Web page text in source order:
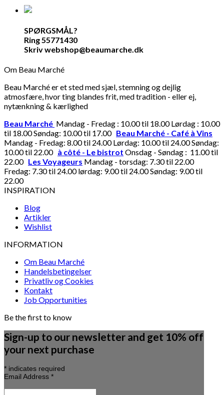
SPØRGSMÅL?
Ring 55771430
Skriv webshop@beaumarche.dk
Om Beau Marché
Beau Marché er et sted med sjæl, stemning og dejlig
atmosfære, hvor ting blandes frit, med tradition - eller ej,
nytænkning & kærlighed
Beau Marché Mandag - Fredag : 10.00 til 18.00 Lørdag : 10.00
til 18.00 Søndag: 10.00 til 17.00 Beau Marché - Café à Vins
Mandag - Fredag: 8.00 til 24.00 Lørdag: 10.00 til 24.00 Søndag:
10.00 til 22.00 à côté - Le bistrot Onsdag - Søndag : 11.00 til
22.00 Les Voyageurs Mandag - torsdag: 7.30 til 22.00
Fredag: 7.30 til 24.00 lørdag: 9.00 til 24.00 Søndag: 9.00 til
22.00
INSPIRATION
Blog
Artikler
Wishlist
INFORMATION
Om Beau Marché
Handelsbetingelser
Privatliv og Cookies
Kontakt
Job Opportunities
Be the first to know
Sign-up to our newsletter and get 10% off
your next purchase
* indicates required
Email Address *